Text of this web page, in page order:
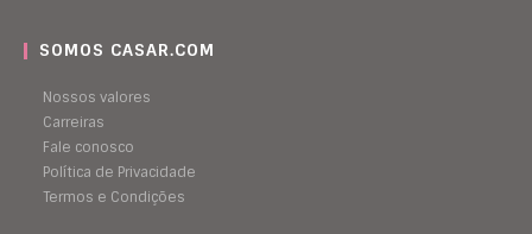
SOMOS CASAR.COM
Nossos valores
Carreiras
Fale conosco
Política de Privacidade
Termos e Condições